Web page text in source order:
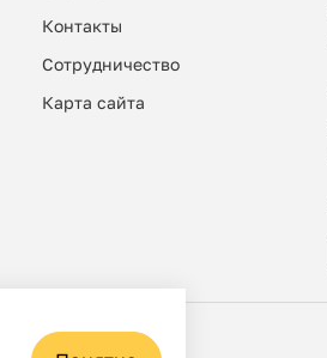
Контакты
Сотрудничество
Карта сайта